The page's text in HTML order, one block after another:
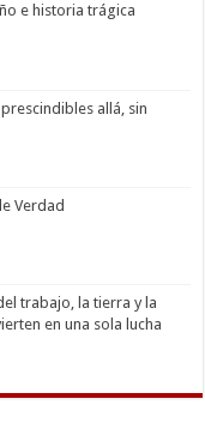
e historia trágica
allá, sin
Verdad
trabajo, la tierra y la
en una sola lucha